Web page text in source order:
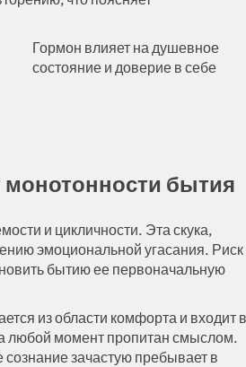
Гормон влияет на душевное
состояние и доверие в себе
монотонности бытия
и цикличности. Эта скука,
эмоциональной угасания. Риск
бытию ее первоначальную
из области комфорта и входит в
а любой момент пропитан смыслом.
сознание зачастую пребывает в